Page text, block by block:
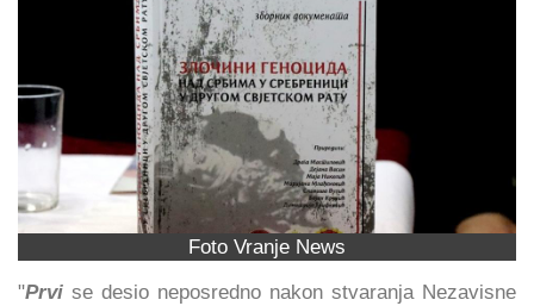
Foto Vranje News
"Prvi se desio neposredno nakon stvaranja Nezavisne